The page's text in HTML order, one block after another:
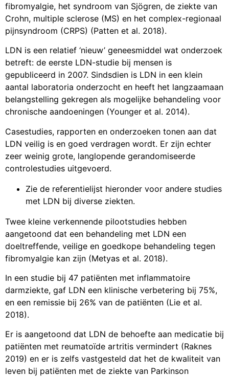
fibromyalgie, het syndroom van Sjögren, de ziekte van
Crohn, multiple sclerose (MS) en het complex-regionaal
pijnsyndroom (CRPS) (Patten et al. 2018).
LDN is een relatief ‘nieuw’ geneesmiddel wat onderzoek
betreft: de eerste LDN-studie bij mensen is
gepubliceerd in 2007. Sindsdien is LDN in een klein
aantal laboratoria onderzocht en heeft het langzaamaan
belangstelling gekregen als mogelijke behandeling voor
chronische aandoeningen (Younger et al. 2014).
Casestudies, rapporten en onderzoeken tonen aan dat
LDN veilig is en goed verdragen wordt. Er zijn echter
zeer weinig grote, langlopende gerandomiseerde
controlestudies uitgevoerd.
Zie de referentielijst hieronder voor andere studies
met LDN bij diverse ziekten.
Twee kleine verkennende pilootstudies hebben
aangetoond dat een behandeling met LDN een
doeltreffende, veilige en goedkope behandeling tegen
fibromyalgie kan zijn (Metyas et al. 2018).
In een studie bij 47 patiënten met inflammatoire
darmziekte, gaf LDN een klinische verbetering bij 75%,
en een remissie bij 26% van de patiënten (Lie et al.
2018).
Er is aangetoond dat LDN de behoefte aan medicatie bij
patiënten met reumatoïde artritis vermindert (Raknes
2019) en er is zelfs vastgesteld dat het de kwaliteit van
leven bij patiënten met de ziekte van Parkinson